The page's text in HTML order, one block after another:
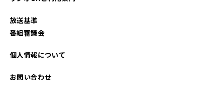
2025年07月
放送基準
番組審議会
個人情報について
お問い合わせ